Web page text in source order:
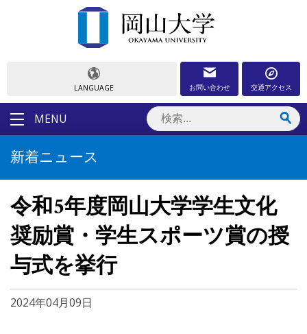
LANGUAGE お問い合わせ 交通アクセス
MENU
新着ニュース
令和5年度岡山大学学生文化
奨励賞・学生スポーツ賞の授
与式を挙行
2024年04月09日